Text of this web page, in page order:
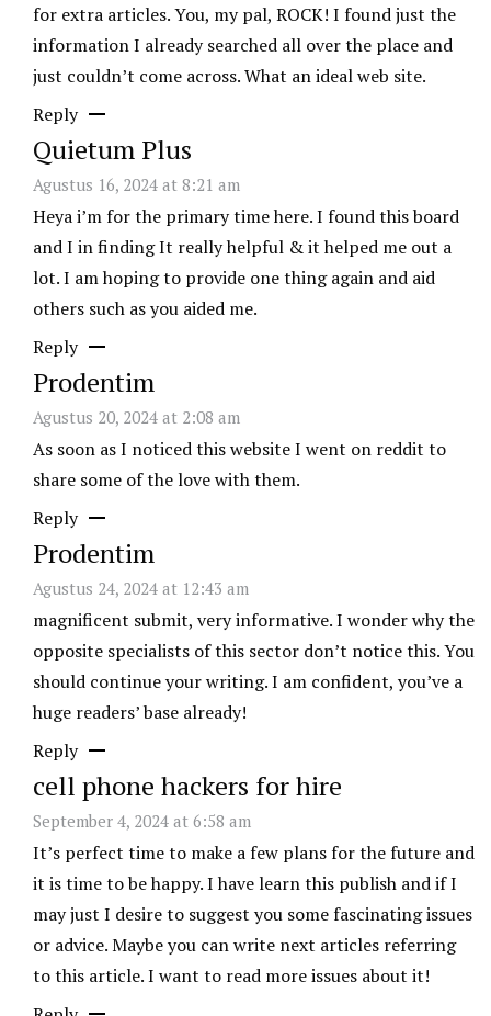
for extra articles. You, my pal, ROCK! I found just the
information I already searched all over the place and
just couldn’t come across. What an ideal web site.
Reply
Quietum Plus
Agustus 16, 2024 at 8:21 am
Heya i’m for the primary time here. I found this board
and I in finding It really helpful & it helped me out a
lot. I am hoping to provide one thing again and aid
others such as you aided me.
Reply
Prodentim
Agustus 20, 2024 at 2:08 am
As soon as I noticed this website I went on reddit to
share some of the love with them.
Reply
Prodentim
Agustus 24, 2024 at 12:43 am
magnificent submit, very informative. I wonder why the
opposite specialists of this sector don’t notice this. You
should continue your writing. I am confident, you’ve a
huge readers’ base already!
Reply
cell phone hackers for hire
September 4, 2024 at 6:58 am
It’s perfect time to make a few plans for the future and
it is time to be happy. I have learn this publish and if I
may just I desire to suggest you some fascinating issues
or advice. Maybe you can write next articles referring
to this article. I want to read more issues about it!